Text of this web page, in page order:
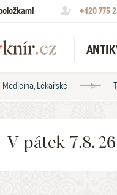
+420 775
Medicína, Lékařské
V pátek 7.8.